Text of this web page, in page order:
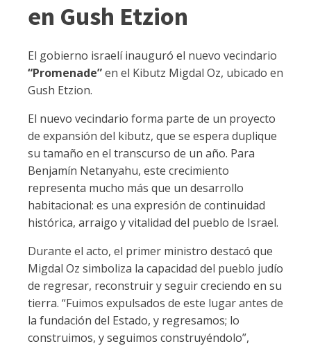
en Gush Etzion
El gobierno israelí inauguró el nuevo vecindario
“Promenade”en el Kibutz Migdal Oz, ubicado en
Gush Etzion.
El nuevo vecindario forma parte de un proyecto
de expansión del kibutz, que se espera duplique
su tamaño en el transcurso de un año. Para
Benjamín Netanyahu, este crecimiento
representa mucho más que un desarrollo
habitacional: es una expresión de continuidad
histórica, arraigo y vitalidad del pueblo de Israel.
Durante el acto, el primer ministro destacó que
Migdal Oz simboliza la capacidad del pueblo judío
de regresar, reconstruir y seguir creciendo en su
tierra. “Fuimos expulsados de este lugar antes de
la fundación del Estado, y regresamos; lo
construimos, y seguimos construyéndolo”,